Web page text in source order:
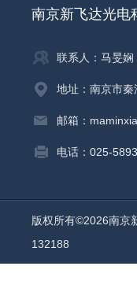
南京新飞达光电
联系人：马旻娴
地址：南京市
邮箱：
电话：025-
版权所有©2026南
132188